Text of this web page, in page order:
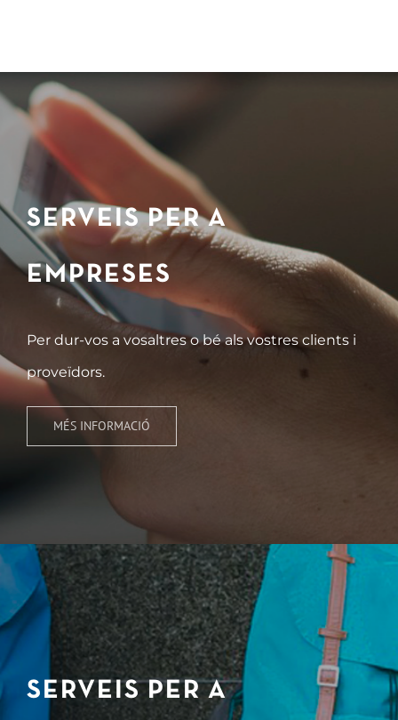
SERVEIS PER A
EMPRESES
Per dur-vos a vosaltres o bé als vostres clients i
proveïdors.
MÉS INFORMACIÓ
SERVEIS PER A